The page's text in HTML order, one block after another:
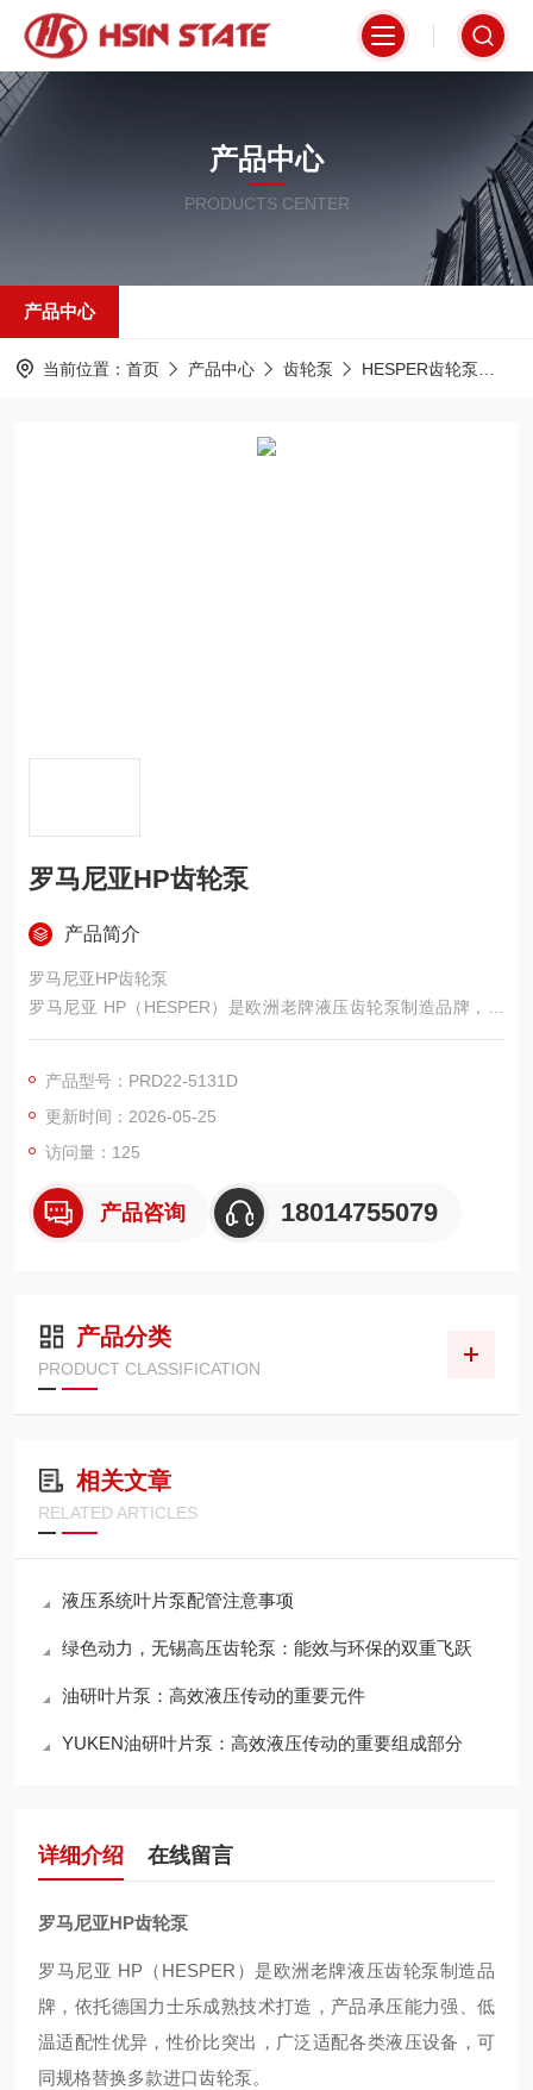
产品中心
PRODUCTS CENTER
产品中心
当前位置： 首页 产品中心 齿轮泵 HESPER齿轮泵
罗马尼亚HP齿轮泵
产品简介
罗马尼亚HP齿轮泵
罗马尼亚 HP（HESPER）是欧洲老牌液压齿轮泵制造品牌，依
托德国力士乐成熟技术打造，产品承压能力强、低温适配性优
口齿轮泵。
产品型号：PRD22-5131D
更新时间：2026-05-25
访问量：125
产品咨询 18014755079
产品分类
PRODUCT CLASSIFICATION
相关文章
RELATED ARTICLES
液压系统叶片泵配管注意事项
绿色动力，无锡高压齿轮泵：能效与环保的双重飞跃
油研叶片泵：高效液压传动的重要元件
YUKEN油研叶片泵：高效液压传动的重要组成部分
详细介绍 在线留言
罗马尼亚HP齿轮泵
罗马尼亚 HP（HESPER）是欧洲老牌液压齿轮泵制造品
牌，依托德国力士乐成熟技术打造，产品承压能力强、低
温适配性优异，性价比突出，广泛适配各类液压设备，可
同规格替换多款进口齿轮泵。